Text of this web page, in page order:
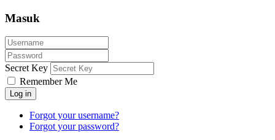
Masuk
Secret Key
Remember Me
Log in
Forgot your username?
Forgot your password?